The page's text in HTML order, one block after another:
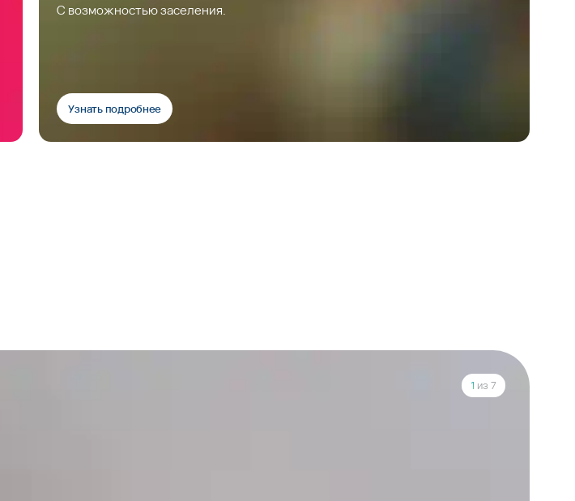
С возможностью заселения.
Узнать подробнее
1 из 7